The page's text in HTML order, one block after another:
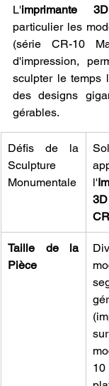
L'imprimante
particulier les
(série CR-10
d'impression,
sculpter le temps
des designs
gérables.
Défis de la
Sculpture
Monumentale
l'
3D
Taille de la
Pièce